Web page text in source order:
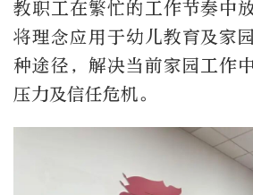
教职工在繁忙的工作节奏中
将理念应用于幼儿教育及家
种途径，解决当前家园工作
压力及信任危机。